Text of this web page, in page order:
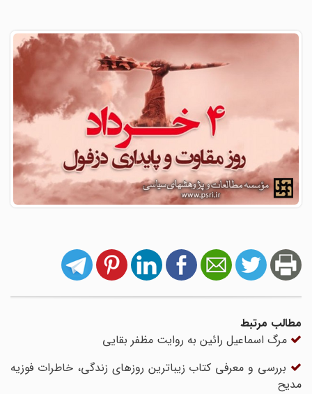
مطالب مرتبط
مرگ اسماعیل رائین به روایت مظفر بقایی
بررسی و معرفی کتاب زیباترین روزهای زندگی، خاطرات فوزیه
مدیح